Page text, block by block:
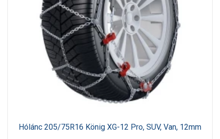
Hólánc 205/75R16 König XG-12 Pro, SUV, Van, 12mm